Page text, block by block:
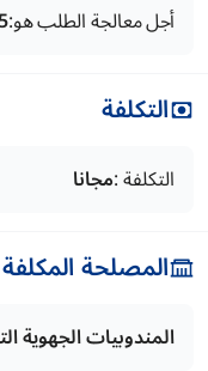
أجل معالجة الطلب هو:
التكلفة
التكلفة :مجانا
المصلحة
المندوبيات الجهوية